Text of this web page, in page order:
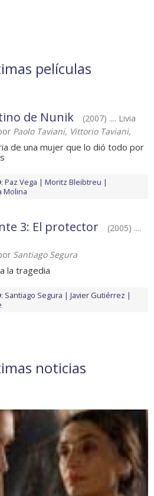
películas
de Nunik
(2007) .... Livia
Paolo Taviani, Vittorio Taviani,
de una mujer que lo dió todo por
: Paz Vega
Moritz Bleibtreu
Molina
3: El protector
(2005) ....
Santiago Segura
la tragedia
: Santiago Segura
Javier Gutiérrez
noticias